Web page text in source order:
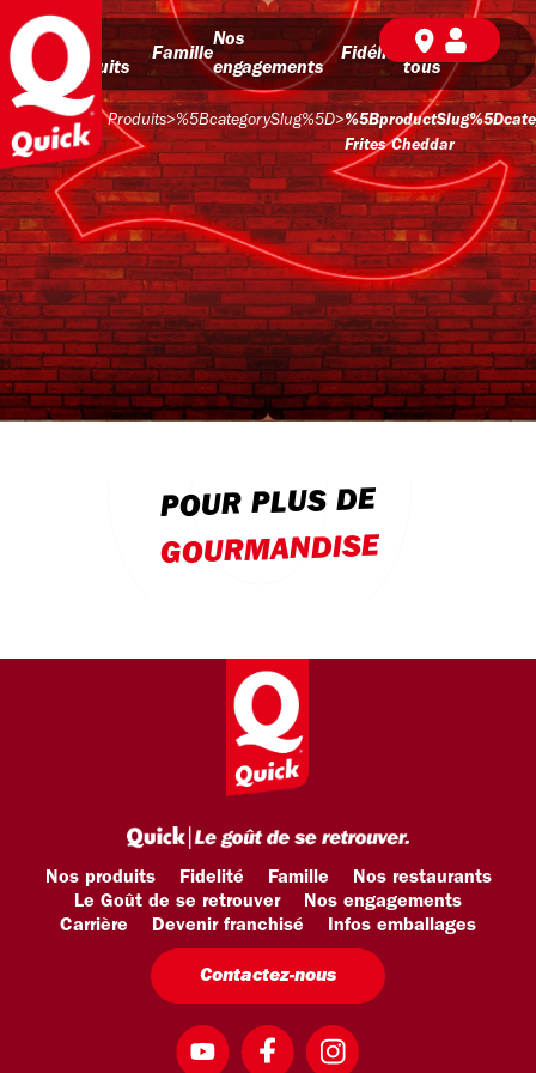
Nos
produits
Famille
Nos
engagements
Fidélité
BD pour
tous
Produits>%5BcategorySlug%5D>
Frites Cheddar
POUR PLUS DE
GOURMANDISE
Nos produits Fidelité Famille
Nos restaurants
Le Goût de se retrouver
Nos engagements
Carrière
Devenir franchisé Infos emballages
Contactez-nous